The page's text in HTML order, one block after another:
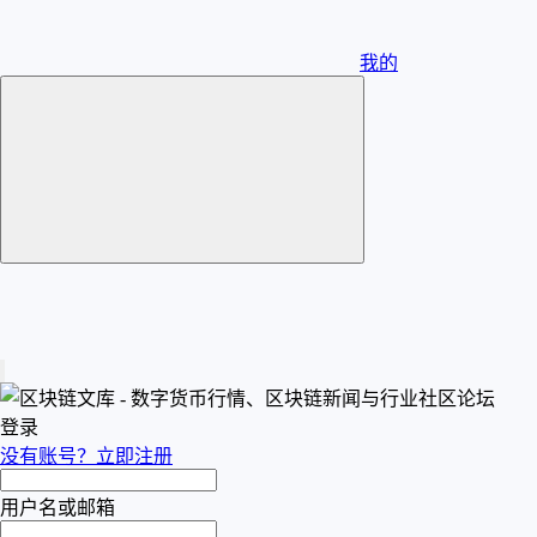
我的
登录
没有账号？立即注册
用户名或邮箱